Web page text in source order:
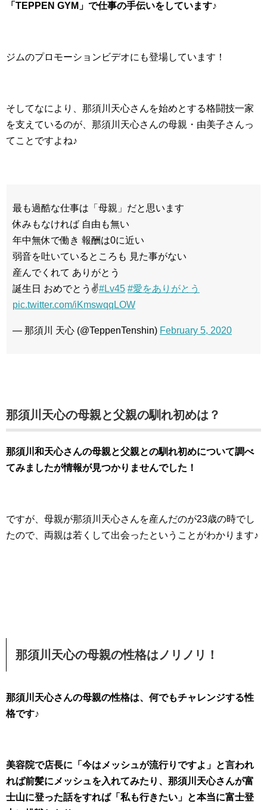
「TEPPEN GYM」で仕事の手伝いをしています♪
ジムのプロモーションビデオにも登場しています！
そしてなにより、那須川天心さんを始めとする格闘技一家
を支えているのが、那須川天心さんの母親・由美子さんっ
てことですよね♪
最も過酷な仕事は「母親」だと思います
休みもなければ 自由も無い
年中無休で働き 報酬は0に近い
弱音を吐いているところも 見た事がない
産んでくれて ありがとう
誕生日 おめでとう✌️#Lv45 #愛をありがとう
pic.twitter.com/iKmswqqLOW
— 那須川 天心 (@TeppenTenshin) February 5, 2020
那須川天心の母親と父親の馴れ初めは？
那須川和天心さんの母親と父親との馴れ初めについて調べ
てみましたが情報が見つかりませんでした！
ですが、母親が那須川天心さんを産んだのが23歳の時でし
たので、両親は若くして出会ったということがわかります♪
那須川天心の母親の性格はノリノリ！
那須川天心さんの母親の性格は、何でもチャレンジする性
格です♪
美容院で店長に「今はメッシュが流行りですよ」と言われ
れば前髪にメッシュを入れてみたり、那須川天心さんが富
士山に登った話をすれば「私も行きたい」と本当に富士登